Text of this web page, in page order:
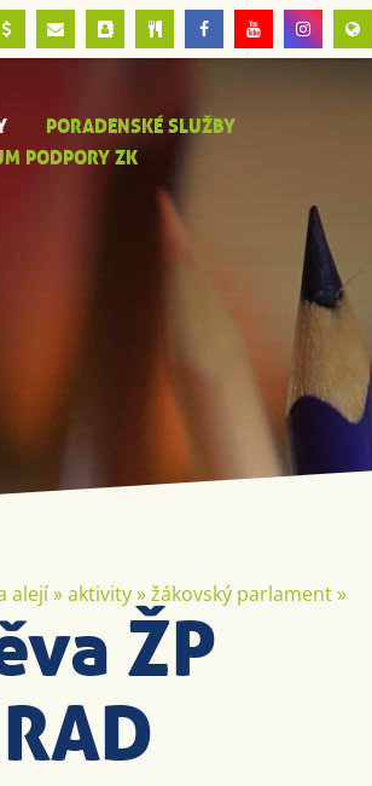
PORADENSKÉ SLUŽBY
PODPORY ZK
alejí»aktivity»žákovský parlament»
ŽP